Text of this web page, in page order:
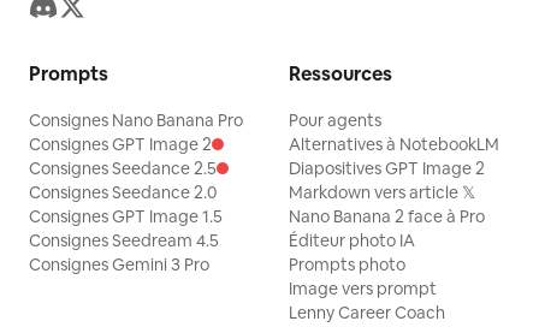
Prompts
Consignes Nano Banana Pro
Consignes GPT Image 2
Consignes Seedance 2.5
Consignes Seedance 2.0
Consignes GPT Image 1.5
Consignes Seedream 4.5
Consignes Gemini 3 Pro
Ressources
Pour agents
Alternatives à NotebookLM
Diapositives GPT Image 2
Markdown vers article 𝕏
Nano Banana 2 face à Pro
Éditeur photo IA
Prompts photo
Image vers prompt
Lenny Career Coach